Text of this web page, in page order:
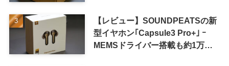
【レビュー】SOUNDPEATSの新
型イヤホン｢Capsule3 Pro+｣ ｰ
MEMSドライバー搭載も約1万円